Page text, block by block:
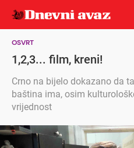
OSVRT
1,2,3... film, kreni!
Crno na bijelo dokazano da
baština ima, osim
vrijednost